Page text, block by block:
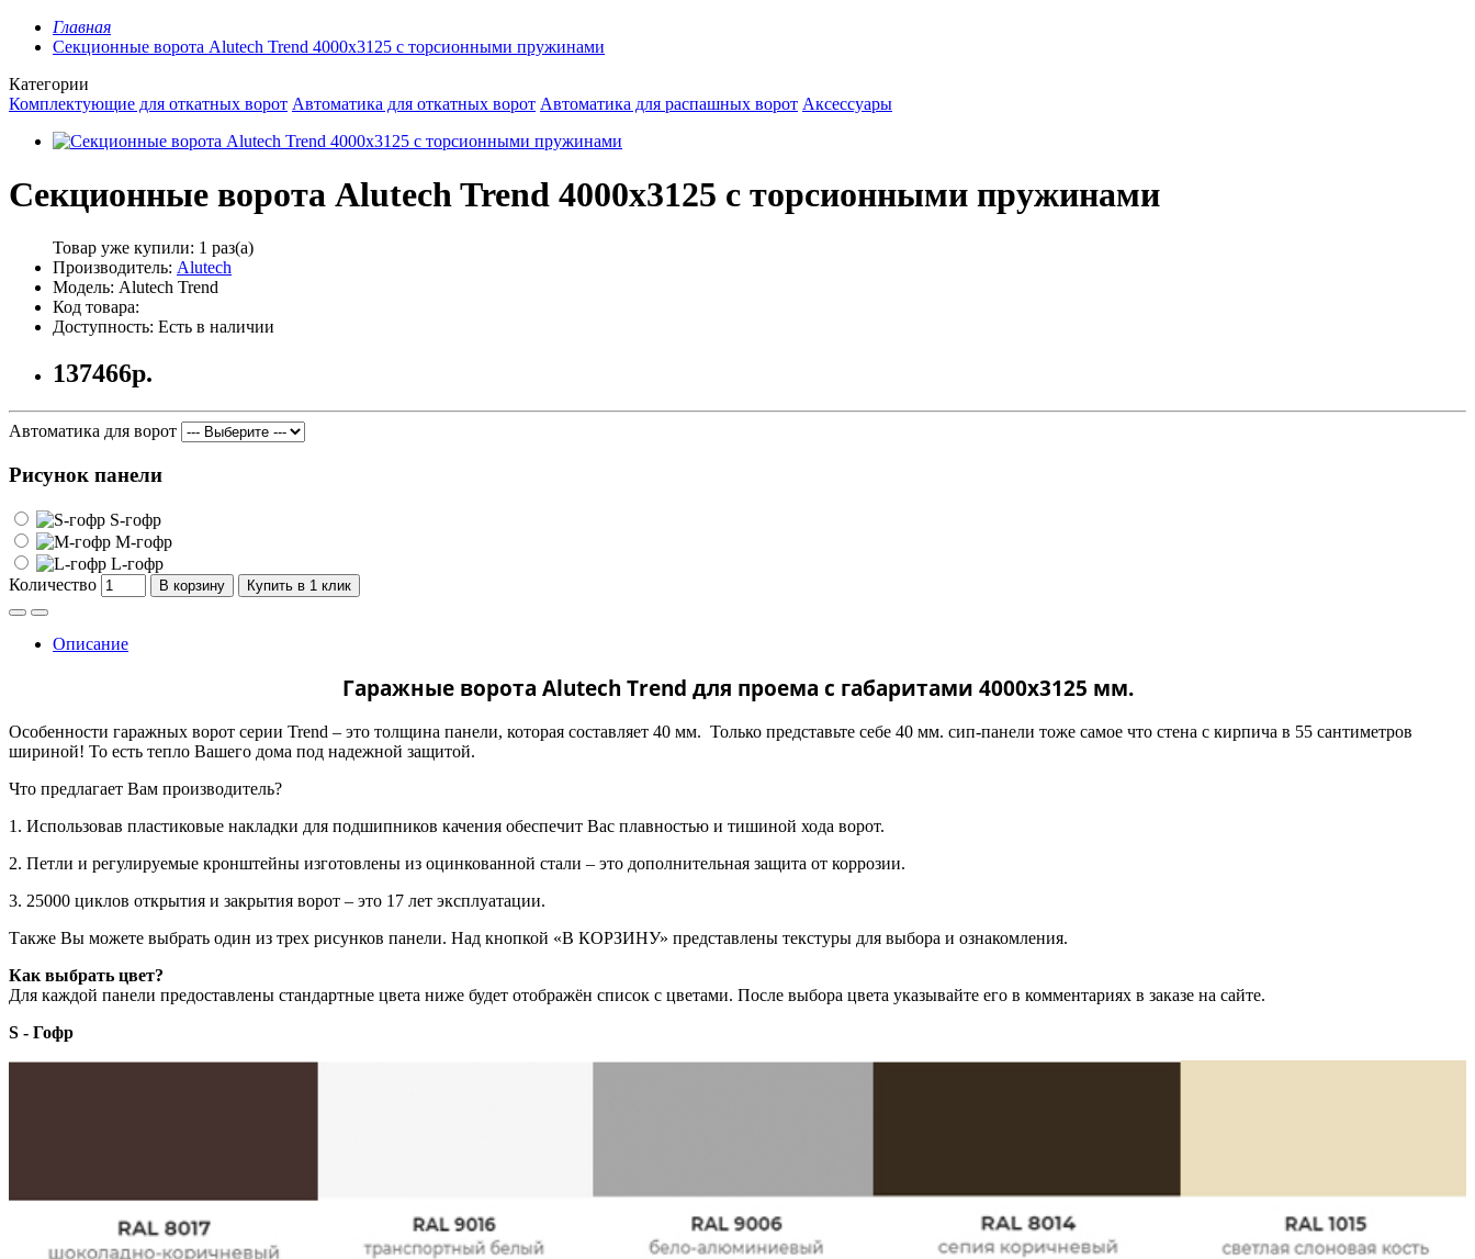
Главная
Секционные ворота Alutech Trend 4000х3125 с торсионными пружинами
Категории
Комплектующие для откатных ворот Автоматика для откатных ворот Автоматика для распашных ворот Аксессуары
Секционные ворота Alutech Trend 4000х3125 с торсионными пружинами
Товар уже купили: 1 раз(а)
Производитель: Alutech
Модель: Alutech Trend
Код товара:
Доступность: Есть в наличии
137466р.
Автоматика для ворот
Рисунок панели
S-гофр
M-гофр
L-гофр
Количество
В корзину Купить в 1 клик
Описание
Гаражные ворота Alutech Trend для проема с габаритами 4000х3125 мм.
Особенности гаражных ворот серии Trend – это толщина панели, которая составляет 40 мм. Только представьте себе 40 мм. сип-панели тоже самое что стена с кирпича в 55 сантиметров
шириной! То есть тепло Вашего дома под надежной защитой.
Что предлагает Вам производитель?
1. Использовав пластиковые накладки для подшипников качения обеспечит Вас плавностью и тишиной хода ворот.
2. Петли и регулируемые кронштейны изготовлены из оцинкованной стали – это дополнительная защита от коррозии.
3. 25000 циклов открытия и закрытия ворот – это 17 лет эксплуатации.
Также Вы можете выбрать один из трех рисунков панели. Над кнопкой «В КОРЗИНУ» представлены текстуры для выбора и ознакомления.
Как выбрать цвет?
Для каждой панели предоставлены стандартные цвета ниже будет отображён список с цветами. После выбора цвета указывайте его в комментариях в заказе на сайте.
S - Гофр